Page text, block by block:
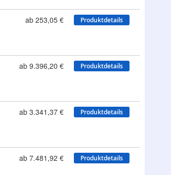
ab 253,05 € Produktdetails
ab 9.396,20 € Produktdetails
ab 3.341,37 € Produktdetails
ab 7.481,92 € Produktdetails